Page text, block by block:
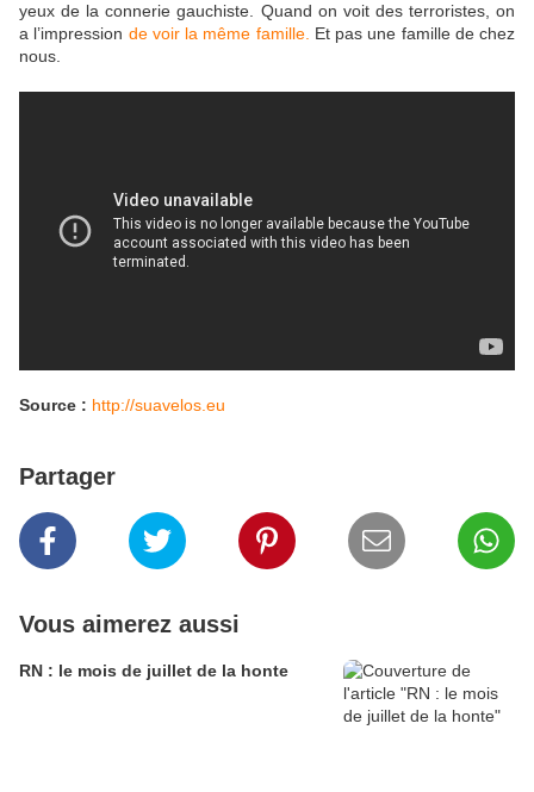
yeux de la connerie gauchiste. Quand on voit des terroristes, on
a l’impression de voir la même famille. Et pas une famille de chez
nous.
Source : http://suavelos.eu
Partager
Vous aimerez aussi
RN : le mois de juillet de la honte